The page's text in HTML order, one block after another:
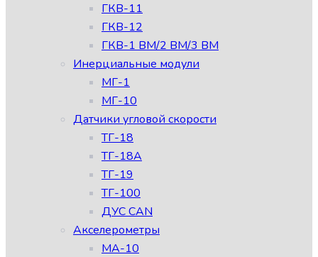
ГКВ-11
ГКВ-12
ГКВ-1 ВМ/2 ВМ/3 ВМ
Инерциальные модули
МГ-1
МГ-10
Датчики угловой скорости
ТГ-18
ТГ-18А
ТГ-19
ТГ-100
ДУС CAN
Акселерометры
МА-10